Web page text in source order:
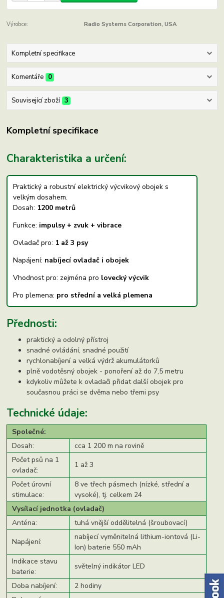
Výrobce: Radio Systems Corporation, USA
Kompletní specifikace
Komentáře 0
Související zboží 3
Kompletní specifikace
Charakteristika a určení:
Praktický a robustní elektrický výcvikový obojek s
velkým dosahem.
Dosah: 1200 metrů
Funkce: impulsy + zvuk + vibrace
Ovladač pro: 1 až 3 psy
Napájení: nabíjecí ovladač i obojek
Vhodnost pro: zejména pro lovecký výcvik
Pro plemena: pro střední a velká plemena
Přednosti:
praktický a odolný přístroj
snadné ovládání, snadné použití
rychlonabíjení a velká výdrž akumulátorků
plně vodotěsný obojek - ponoření až do 7,5 metru
kdykoliv můžete k ovladači přidat další obojek pro
současnou práci se dvěma nebo třemi psy
Technické údaje:
Společné:
Dosah:
cca 1 200 m na rovině
Počet psů na 1
ovladač:
1 až 3
Počet úrovní
stimulace:
8 ve třech pásmech (nízké, střední a
vysoké), tj. celkem 24
Vysílací jednotka (ovladač)
Anténa:
tuhá vnější oddělitelná (šroubovací)
Napájení:
nabíjecí vyměnitelná lithium-iontová (Li-
Ion) baterie 550 mAh
Indikace stavu
baterie:
světelný indikátor LED
Doba nabíjení:
2 hodiny